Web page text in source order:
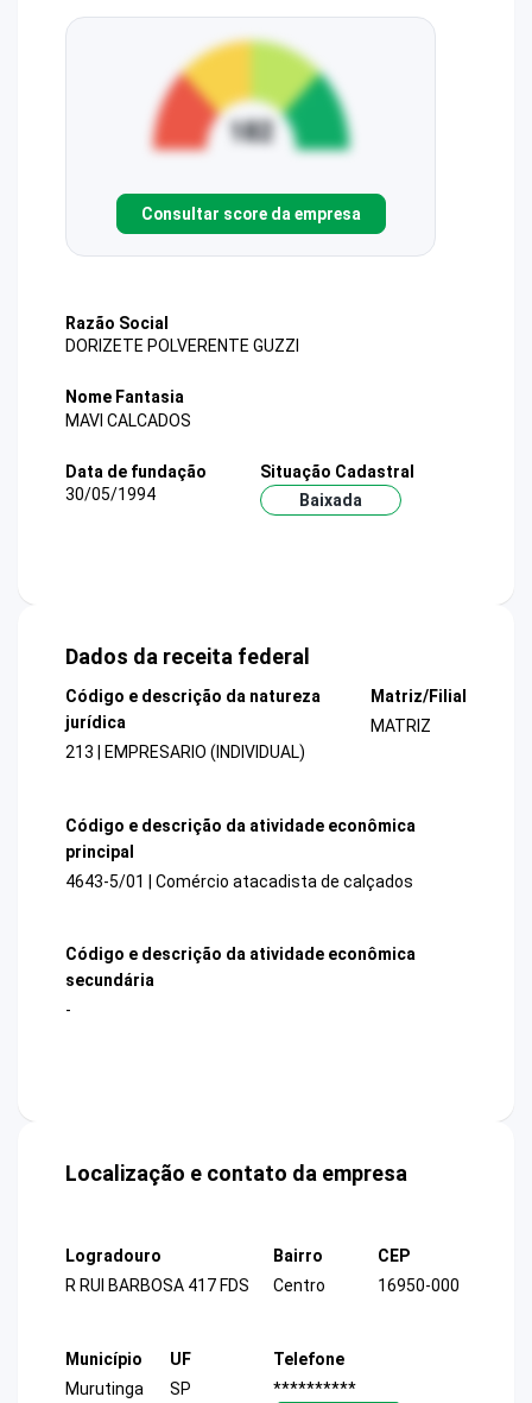
Consultar score da empresa
Razão Social
DORIZETE POLVERENTE GUZZI
Nome Fantasia
MAVI CALCADOS
Data de fundação
30/05/1994
Situação Cadastral
Baixada
Dados da receita federal
Código e descrição da natureza
jurídica
213 | EMPRESARIO (INDIVIDUAL)
Matriz/Filial
MATRIZ
Código e descrição da atividade econômica
principal
4643-5/01 | Comércio atacadista de calçados
Código e descrição da atividade econômica
secundária
-
Localização e contato da empresa
Logradouro
R RUI BARBOSA 417 FDS
Bairro
Centro
CEP
16950-000
Município
Murutinga
UF
SP
Telefone
**********